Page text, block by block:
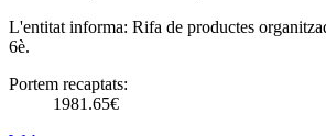
L'entitat informa: Rifa de productes
6è.
Portem recaptats:
1981.65€